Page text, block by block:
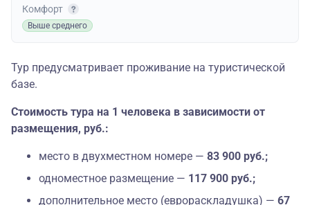
Комфорт
Выше среднего
Тур предусматривает проживание на туристической
базе.
Стоимость тура на 1 человека в зависимости от
размещения, руб.:
место в двухместном номере — 83 900 руб.;
одноместное размещение — 117 900 руб.;
дополнительное место (еврораскладушка) — 67